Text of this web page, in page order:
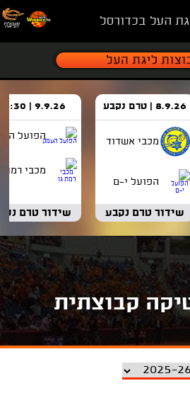
העל בכדורסל
8.9.26 | טרם נקבע
מכבי אשדוד
הפועל י-ם
שידור טרם נקבע
9.9.26 | 18:30
הפועל
מכבי רמת
שידור טרם
קבוצתית